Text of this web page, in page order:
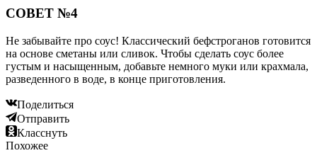
СОВЕТ №4
Не забывайте про соус! Классический бефстроганов готовится
на основе сметаны или сливок. Чтобы сделать соус более
густым и насыщенным, добавьте немного муки или крахмала,
разведенного в воде, в конце приготовления.
Поделиться
Отправить
Класснуть
Похожее